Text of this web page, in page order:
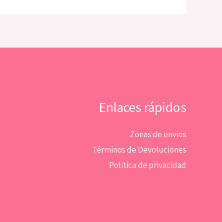
Enlaces rápidos
Zonas de envios
Términos de Devoluciones
Politica de privacidad